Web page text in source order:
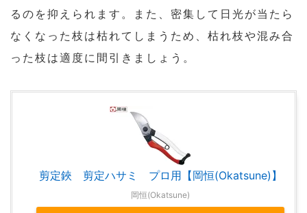
るのを抑えられます。また、密集して日光が当たら
なくなった枝は枯れてしまうため、枯れ枝や混み合
った枝は適度に間引きましょう。
剪定鋏 剪定ハサミ プロ用【岡恒(Okatsune)】
岡恒(Okatsune)